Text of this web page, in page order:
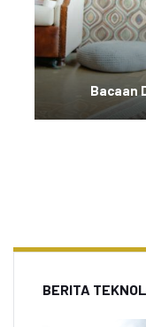
Bacaan
BERITA